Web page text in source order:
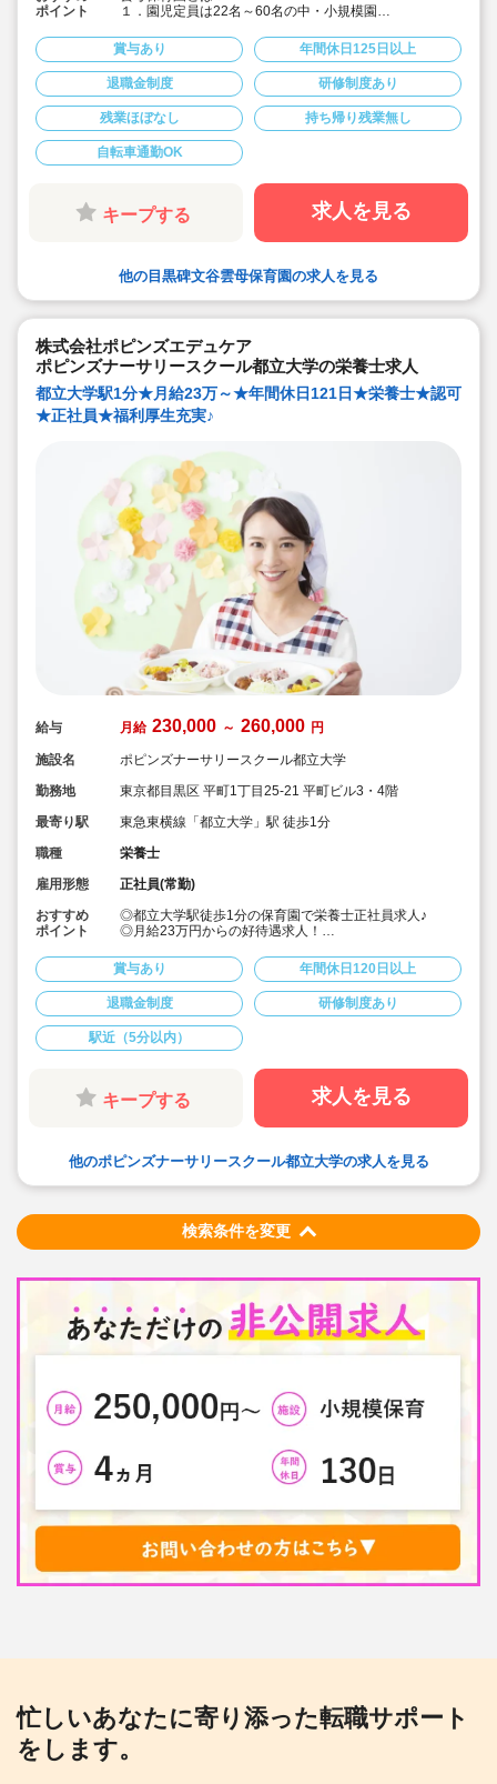
ポイント
１．園児定員は22名～60名の中・小規模園
長を見守ることができます。
２．食育へのこだわりがすごい！
各園、管理栄養士・栄養士を複数名配置しています。独
自の食育への取り組みは以下です。
【オリジナルの献立作成】
各園、毎月自由にテーマを決めて献立を作成。
(例)「世界の料理を和風アレンジ給食」・「日本の郷土料
理献立」など、地域の特性や子ども達の好みを取り入れ
【クッキング保育】
月に1回程度、クッキング保育を取り入れ、子どもたちの
の買い出しに行くこともあります！
管理栄養士・栄養士も交代で保育に入っています。子ど
もたちの様子を間近で見ることで、1人1人に合った食の
面から成長を支えています。
３．保護者との『5分間対話』
毎日、お迎えの際に保護者の方とお話します。保護者の
方との何気ない会話、管理栄養士・栄養士としてのみな
そして、雲母保育園の売りは何と言っても
『働いている職員みなさん』です！
賞与あり 年間休日125日以上
退職金制度 研修制度あり
残業ほぼなし 持ち帰り残業無し
自転車通勤OK
キープする 求人を見る
他の目黒碑文谷雲母保育園の求人を見る
株式会社ポピンズエデュケア
ポピンズナーサリースクール都立大学の栄養士求人
都立大学駅1分★月給23万～★年間休日121日★栄養士★認可
★正社員★福利厚生充実♪
給与 月給 230,000 ～ 260,000 円
施設名
ポピンズナーサリースクール都立大学
勤務地
東京都目黒区 平町1丁目25-21 平町ビル3・4階
最寄り駅
東急東横線「都立大学」駅 徒歩1分
職種
栄養士
雇用形態
正社員(常勤)
おすすめ
ポイント
◎都立大学駅徒歩1分の保育園で栄養士正社員求人♪
◎月給23万円からの好待遇求人！
やすい♪
◎長期休暇も取得可能
◎福利厚生面、研修等も充実しており安心してご勤務頂
けます♪
◎産休育休も取得して復帰される先生も多い職場です♪子
育て中の方も必見！
賞与あり 年間休日120日以上
退職金制度 研修制度あり
駅近（5分以内）
キープする 求人を見る
他のポピンズナーサリースクール都立大学の求人を見る
検索条件を変更
忙しいあなたに寄り添った転職サポート
をします。